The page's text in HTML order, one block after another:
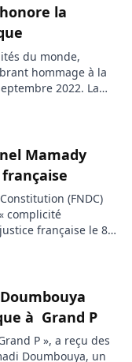
ce mercredi […]
la
du monde,
hommage à la
2022. La
indifférent le
rendu à la
Mamady
(FNDC)
complicité
française le 8
de la transition,
jeudi 8
à Grand P
P », a reçu des
Doumbouya, un